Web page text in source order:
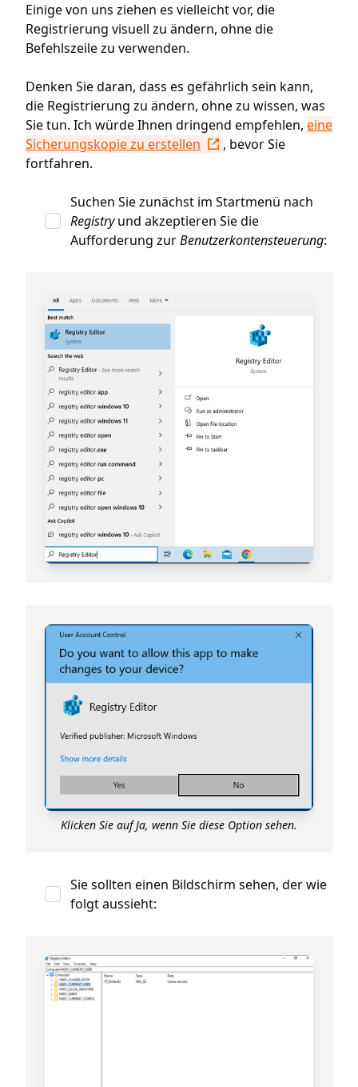
Einige von uns ziehen es vielleicht vor, die
Registrierung visuell zu ändern, ohne die
Befehlszeile zu verwenden.
Denken Sie daran, dass es gefährlich sein kann,
die Registrierung zu ändern, ohne zu wissen, was
Sie tun. Ich würde Ihnen dringend empfehlen, eine
Sicherungskopie zu erstellen
, bevor Sie
fortfahren.
Suchen Sie zunächst im Startmenü nach
Registryund akzeptieren Sie die
Aufforderung zurBenutzerkontensteuerung:
Klicken Sie auf Ja, wenn Sie diese Option sehen.
Sie sollten einen Bildschirm sehen, der wie
folgt aussieht: